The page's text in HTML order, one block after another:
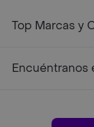
Top Marcas y
Encuéntranos